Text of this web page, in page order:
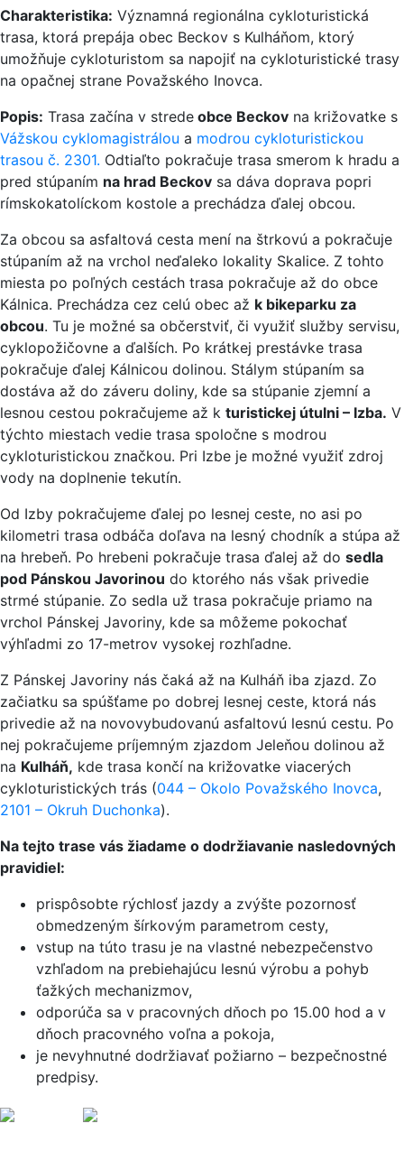
Charakteristika: Významná regionálna cykloturistická
trasa, ktorá prepája obec Beckov s Kulháňom, ktorý
umožňuje cykloturistom sa napojiť na cykloturistické trasy
na opačnej strane Považského Inovca.
Popis: Trasa začína v strede obce Beckov na križovatke s
Vážskou cyklomagistrálou a modrou cykloturistickou
trasou č. 2301. Odtiaľto pokračuje trasa smerom k hradu a
pred stúpaním na hrad Beckov sa dáva doprava popri
rímskokatolíckom kostole a prechádza ďalej obcou.
Za obcou sa asfaltová cesta mení na štrkovú a pokračuje
stúpaním až na vrchol neďaleko lokality Skalice. Z tohto
miesta po poľných cestách trasa pokračuje až do obce
Kálnica. Prechádza cez celú obec až k bikeparku za
obcou. Tu je možné sa občerstviť, či využiť služby servisu,
cyklopožičovne a ďalších. Po krátkej prestávke trasa
pokračuje ďalej Kálnicou dolinou. Stálym stúpaním sa
dostáva až do záveru doliny, kde sa stúpanie zjemní a
lesnou cestou pokračujeme až k turistickej útulni – Izba. V
týchto miestach vedie trasa spoločne s modrou
cykloturistickou značkou. Pri Izbe je možné využiť zdroj
vody na doplnenie tekutín.
Od Izby pokračujeme ďalej po lesnej ceste, no asi po
kilometri trasa odbáča doľava na lesný chodník a stúpa až
na hrebeň. Po hrebeni pokračuje trasa ďalej až do sedla
pod Pánskou Javorinou do ktorého nás však privedie
strmé stúpanie. Zo sedla už trasa pokračuje priamo na
vrchol Pánskej Javoriny, kde sa môžeme pokochať
výhľadmi zo 17-metrov vysokej rozhľadne.
Z Pánskej Javoriny nás čaká až na Kulháň iba zjazd. Zo
začiatku sa spúšťame po dobrej lesnej ceste, ktorá nás
privedie až na novovybudovanú asfaltovú lesnú cestu. Po
nej pokračujeme príjemným zjazdom Jeleňou dolinou až
na Kulháň, kde trasa končí na križovatke viacerých
cykloturistických trás (044 – Okolo Považského Inovca,
2101 – Okruh Duchonka).
Na tejto trase vás žiadame o dodržiavanie nasledovných
pravidiel:
prispôsobte rýchlosť jazdy a zvýšte pozornosť
obmedzeným šírkovým parametrom cesty,
vstup na túto trasu je na vlastné nebezpečenstvo
vzhľadom na prebiehajúcu lesnú výrobu a pohyb
ťažkých mechanizmov,
odporúča sa v pracovných dňoch po 15.00 hod a v
dňoch pracovného voľna a pokoja,
je nevyhnutné dodržiavať požiarno – bezpečnostné
predpisy.